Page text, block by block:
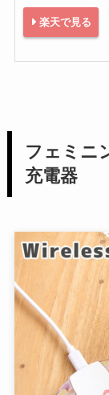
楽天で見る
フェミニ
充電器